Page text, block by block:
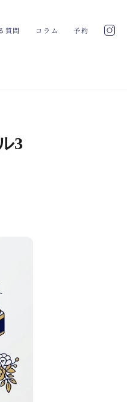
質問 コラム 予約
3